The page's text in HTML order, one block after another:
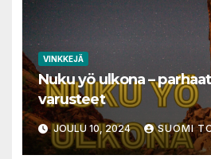
VINKKEJÄ
Nuku yö ulkona –
varusteet
JOULU 10, 2024 SUOMI